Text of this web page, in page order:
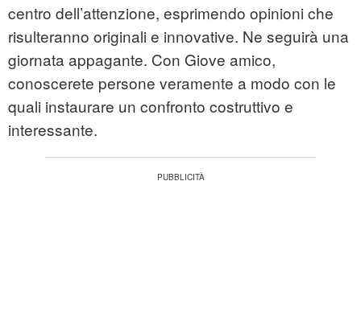
centro dell’attenzione, esprimendo opinioni che
risulteranno originali e innovative. Ne seguirà una
giornata appagante. Con Giove amico,
conoscerete persone veramente a modo con le
quali instaurare un confronto costruttivo e
interessante.